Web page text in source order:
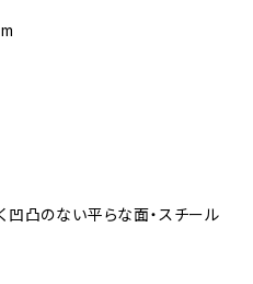
凹凸のない平らな面・スチール